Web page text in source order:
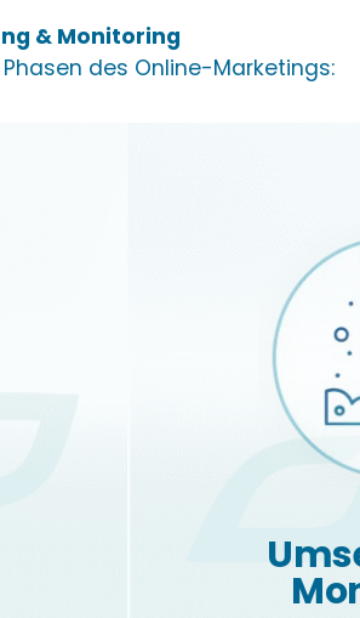
& Monitoring
des Online-Marketings: